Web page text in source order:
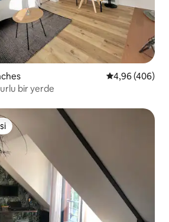
5 üzerinden
4,96 (406)
bir yerde
en beğenilenler arasında